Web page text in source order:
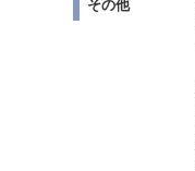
その他